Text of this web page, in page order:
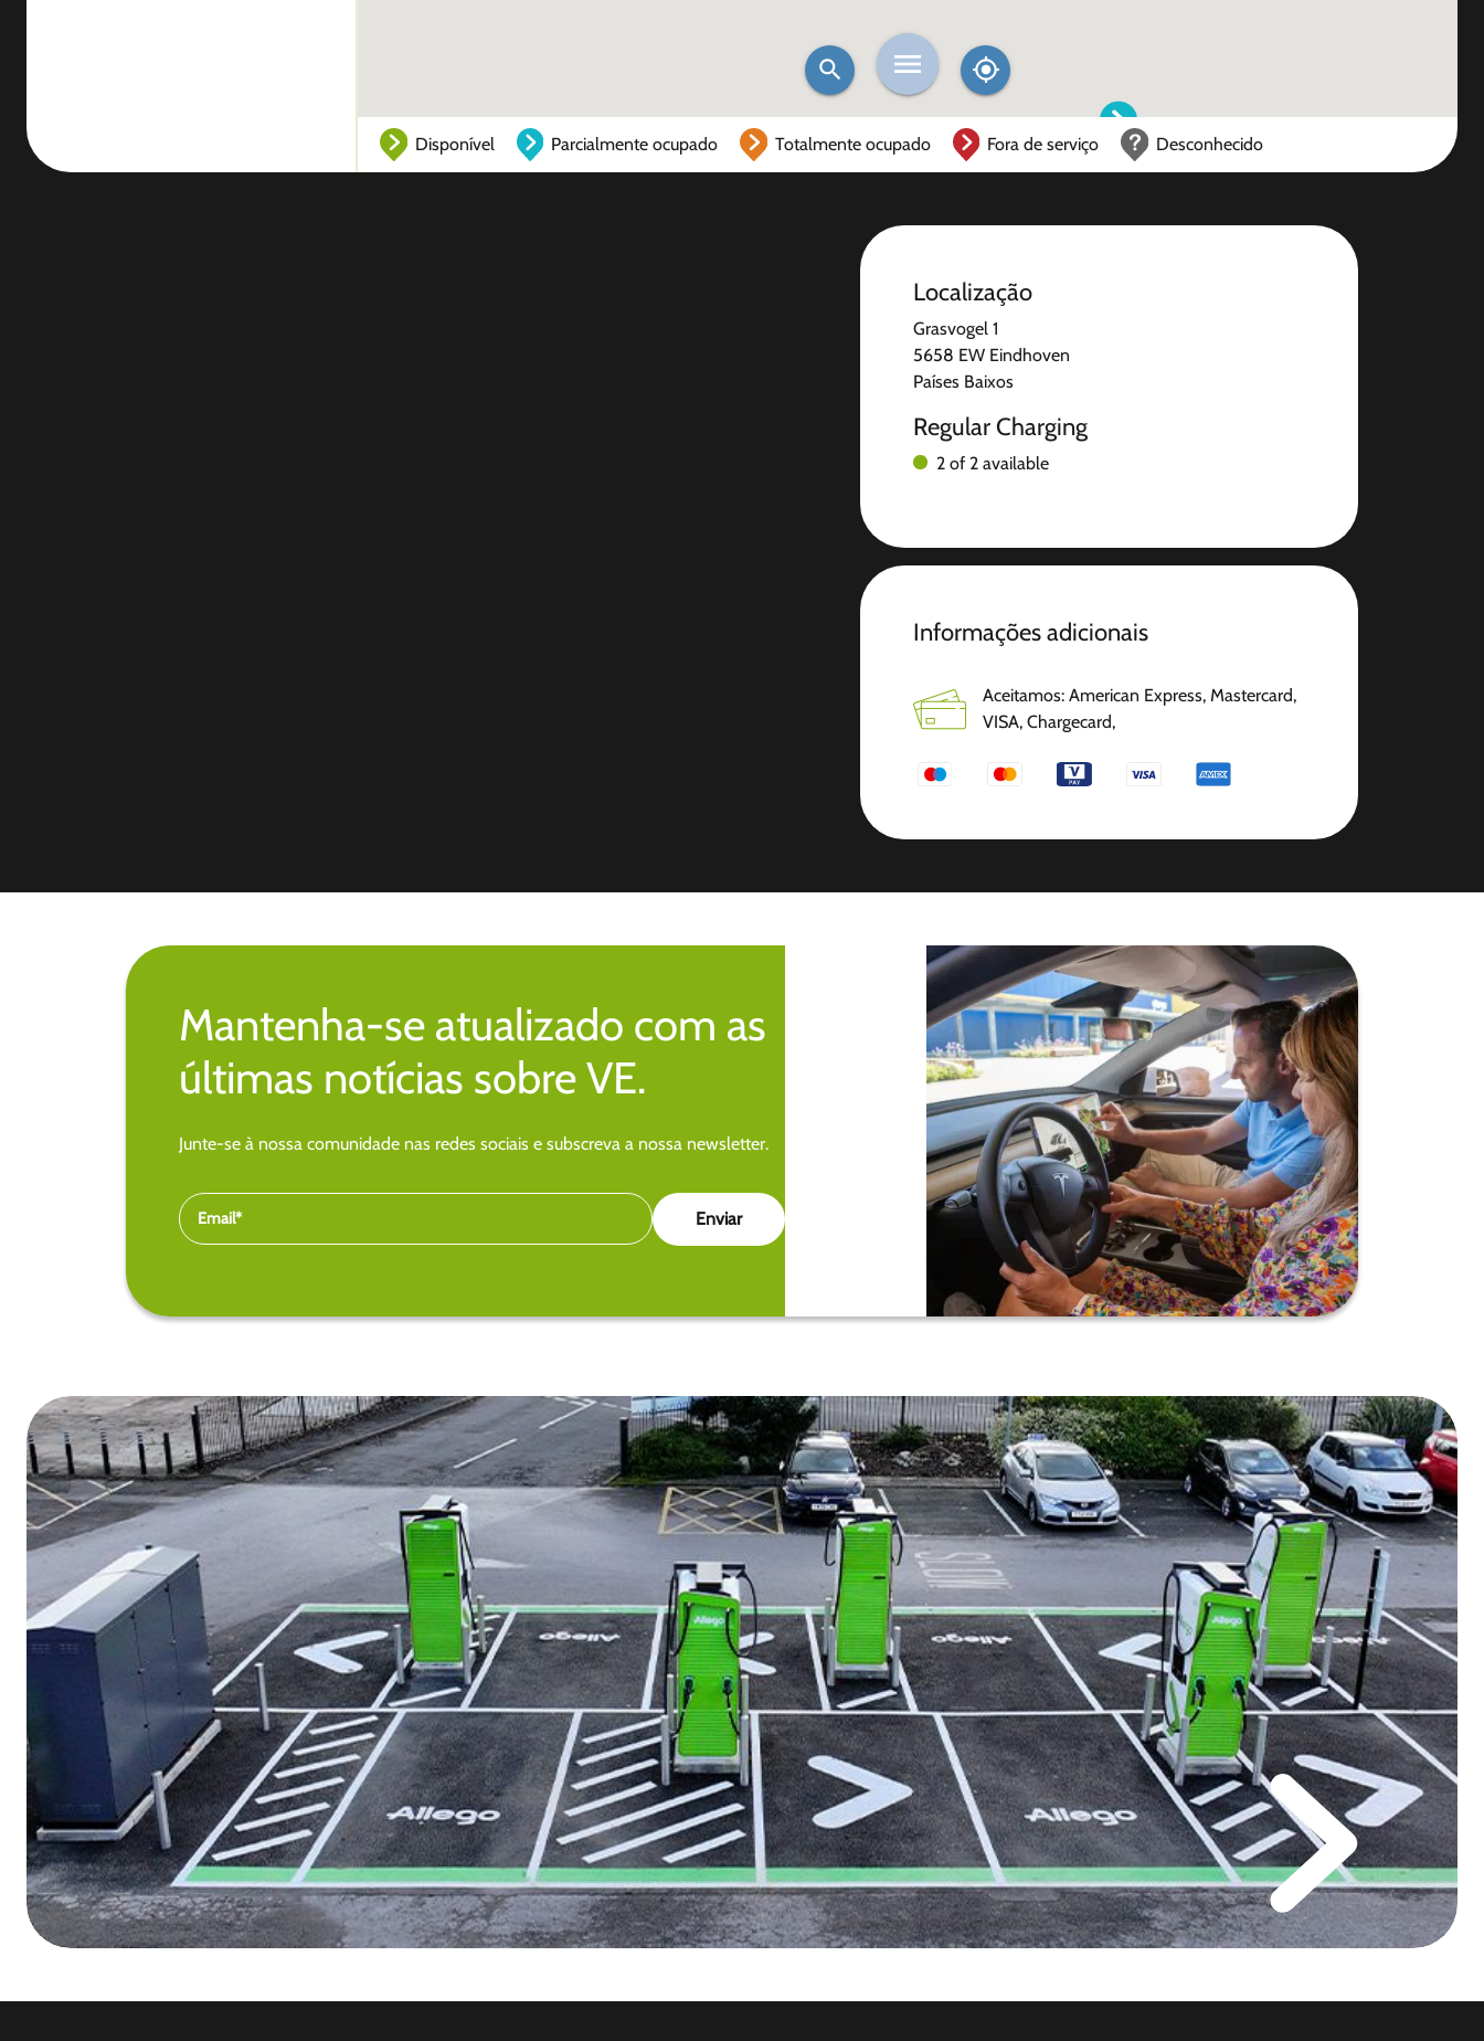
Disponível Parcialmente ocupado Totalmente ocupado Fora de serviço Desconhecido
Localização
Grasvogel 1
5658 EW Eindhoven
Países Baixos
Regular Charging
2 of 2 available
Informações adicionais
Aceitamos: American Express, Mastercard,
VISA, Chargecard,
Mantenha-se atualizado com as
últimas notícias sobre VE.
Junte-se à nossa comunidade nas redes sociais e subscreva a nossa newsletter.